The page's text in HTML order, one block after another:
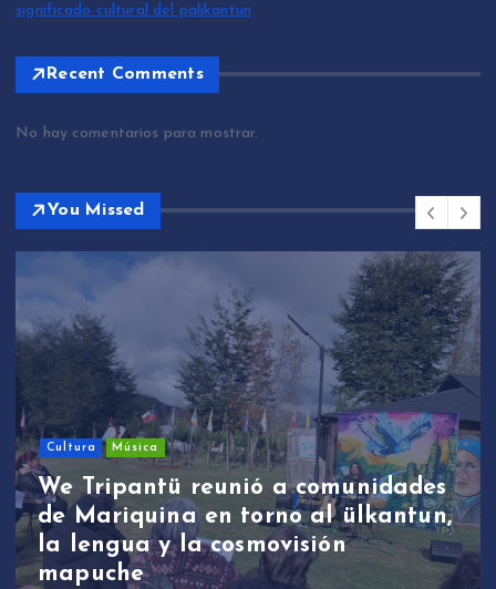
significado cultural del palikantun
Recent Comments
No hay comentarios para mostrar.
You Missed
Cultura Música
We Tripantü reunió a comunidades
de Mariquina en torno al ülkantun,
la lengua y la cosmovisión
mapuche